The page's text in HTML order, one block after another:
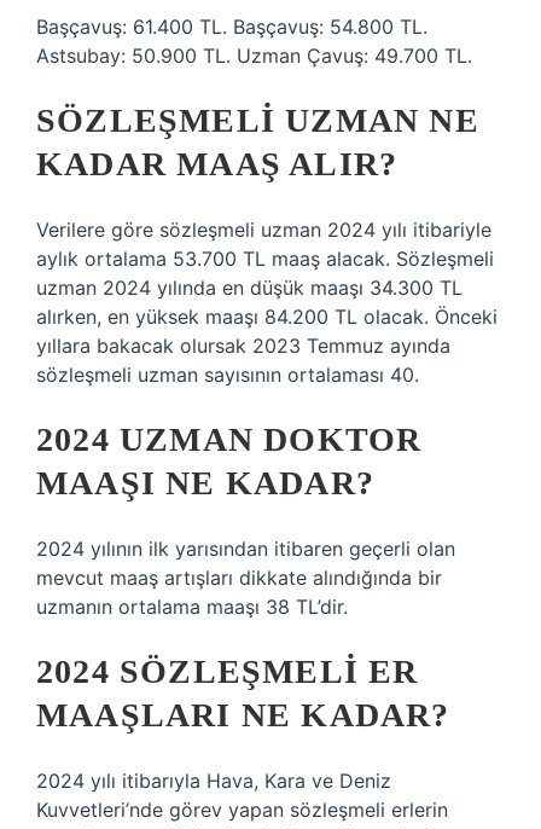
Başçavuş: 61.400 TL. Başçavuş: 54.800 TL.
Astsubay: 50.900 TL. Uzman Çavuş: 49.700 TL.
SÖZLEŞMELI UZMAN NE
KADAR MAAŞ ALIR?
Verilere göre sözleşmeli uzman 2024 yılı itibariyle
aylık ortalama 53.700 TL maaş alacak. Sözleşmeli
uzman 2024 yılında en düşük maaşı 34.300 TL
alırken, en yüksek maaşı 84.200 TL olacak. Önceki
yıllara bakacak olursak 2023 Temmuz ayında
sözleşmeli uzman sayısının ortalaması 40.
2024 UZMAN DOKTOR
MAAŞI NE KADAR?
2024 yılının ilk yarısından itibaren geçerli olan
mevcut maaş artışları dikkate alındığında bir
uzmanın ortalama maaşı 38 TL’dir.
2024 SÖZLEŞMELI ER
MAAŞLARI NE KADAR?
2024 yılı itibarıyla Hava, Kara ve Deniz
Kuvvetleri’nde görev yapan sözleşmeli erlerin